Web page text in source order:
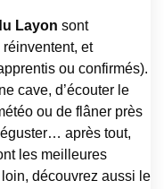
Layon sont
réinventent, et
ou confirmés).
cave, d’écouter le
ou de flâner près
après tout,
les meilleures
découvrez aussi le